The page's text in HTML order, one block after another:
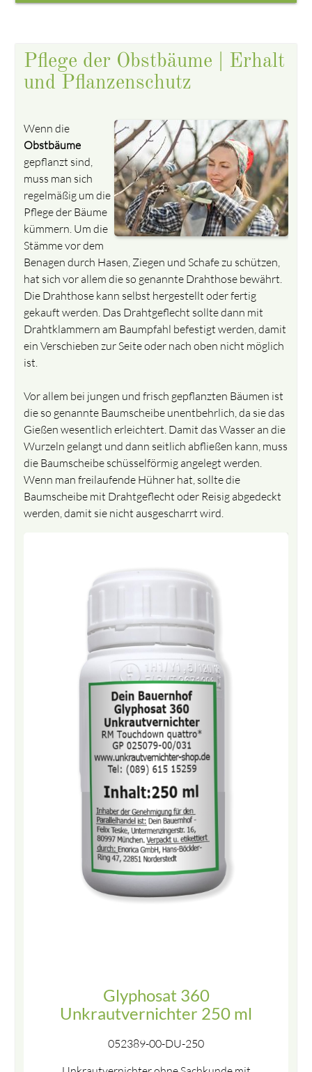
Pflege der Obstbäume | Erhalt
und Pflanzenschutz
Wenn die
Obstbäume
gepflanzt sind,
muss man sich
regelmäßig um die
Pflege der Bäume
kümmern. Um die
Stämme vor dem
Benagen durch Hasen, Ziegen und Schafe zu schützen,
hat sich vor allem die so genannte Drahthose bewährt.
Die Drahthose kann selbst hergestellt oder fertig
gekauft werden. Das Drahtgeflecht sollte dann mit
Drahtklammern am Baumpfahl befestigt werden, damit
ein Verschieben zur Seite oder nach oben nicht möglich
ist.
Vor allem bei jungen und frisch gepflanzten Bäumen ist
die so genannte Baumscheibe unentbehrlich, da sie das
Gießen wesentlich erleichtert. Damit das Wasser an die
Wurzeln gelangt und dann seitlich abfließen kann, muss
die Baumscheibe schüsselförmig angelegt werden.
Wenn man freilaufende Hühner hat, sollte die
Baumscheibe mit Drahtgeflecht oder Reisig abgedeckt
werden, damit sie nicht ausgescharrt wird.
Glyphosat 360
Unkrautvernichter 250 ml
052389-00-DU-250